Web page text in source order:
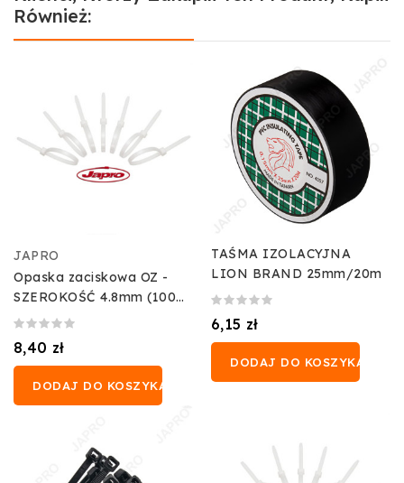
Również:
JAPRO
Opaska zaciskowa OZ -
SZEROKOŚĆ 4.8mm (100
szt.)
8,40 zł
DODAJ DO KOSZYKA
TAŚMA IZOLACYJNA
LION BRAND 25mm/20m
6,15 zł
DODAJ DO KOSZYKA